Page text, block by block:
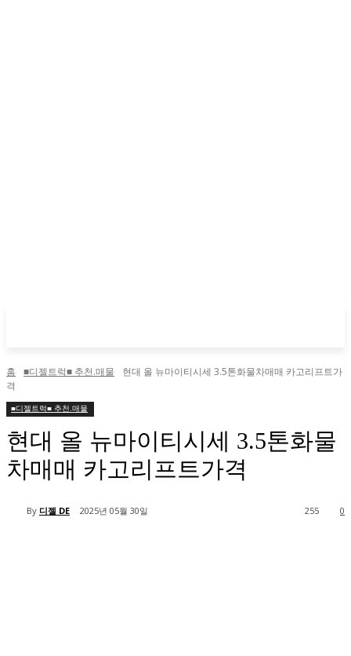
홈 ■디젤트럭■ 추천.매물
현대 올 뉴마이티시세 3.5톤화물차매매 카고리프트가
격
■디젤트럭■ 추천.매물
현대 올 뉴마이티시세 3.5톤화물
차매매 카고리프트가격
By 디젤 DE 2025년 05월 30일 0
255